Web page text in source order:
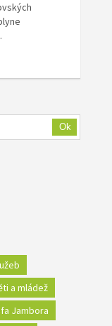
Ok
a mládež
Jambora